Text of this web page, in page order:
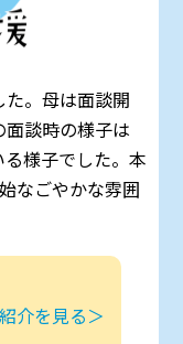
。母は面談開
談時の様子は
様子でした。本
なごやかな雰囲
介を見る＞